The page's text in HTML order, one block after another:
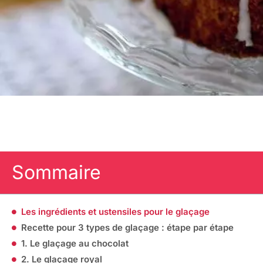
Sommaire
Les ingrédients et ustensiles pour le glaçage
Recette pour 3 types de glaçage : étape par étape
1. Le glaçage au chocolat
2. Le glaçage royal